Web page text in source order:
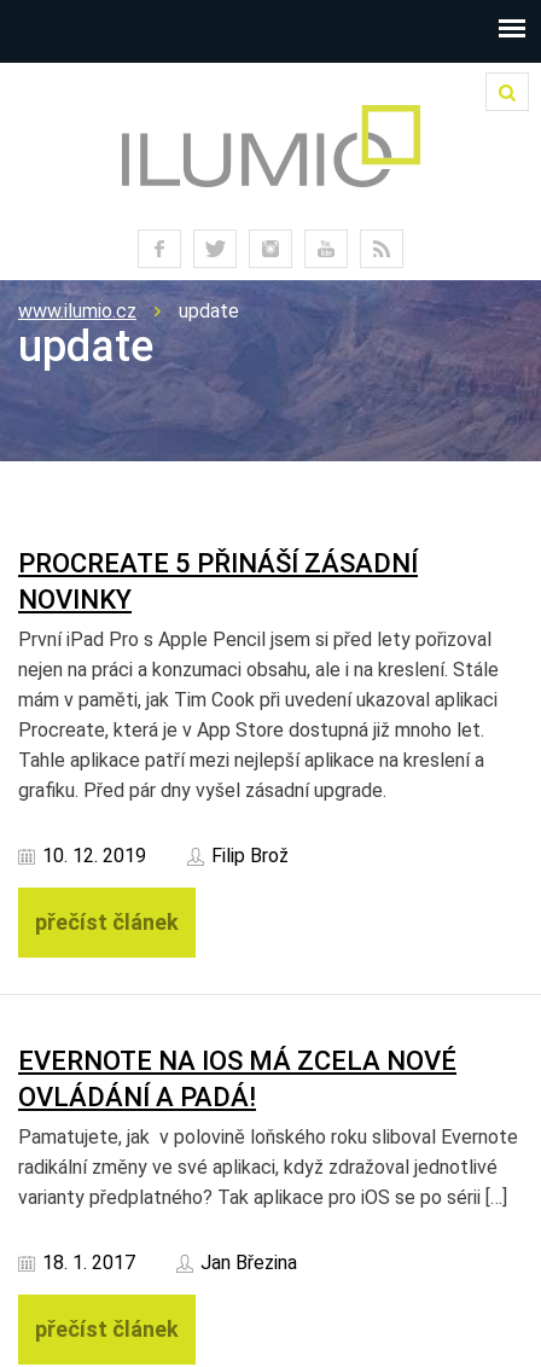
www.ilumio.cz update
update
PROCREATE 5 PŘINÁŠÍ ZÁSADNÍ
NOVINKY
První iPad Pro s Apple Pencil jsem si před lety pořizoval
nejen na práci a konzumaci obsahu, ale i na kreslení. Stále
mám v paměti, jak Tim Cook při uvedení ukazoval aplikaci
Procreate, která je v App Store dostupná již mnoho let.
Tahle aplikace patří mezi nejlepší aplikace na kreslení a
grafiku. Před pár dny vyšel zásadní upgrade.
10. 12. 2019 Filip Brož
přečíst článek
EVERNOTE NA IOS MÁ ZCELA NOVÉ
OVLÁDÁNÍ A PADÁ!
Pamatujete, jak v polovině loňského roku sliboval Evernote
radikální změny ve své aplikaci, když zdražoval jednotlivé
varianty předplatného? Tak aplikace pro iOS se po sérii […]
18. 1. 2017 Jan Březina
přečíst článek